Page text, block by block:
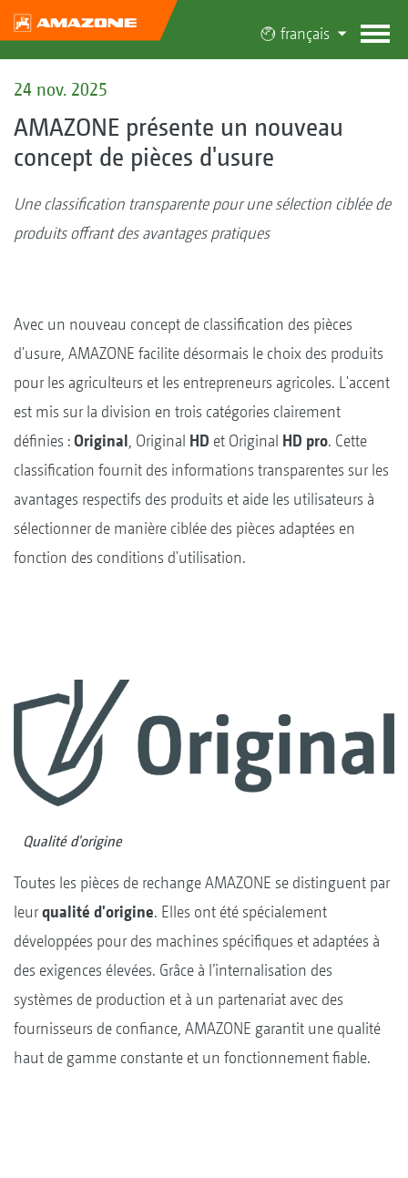
français
24 nov. 2025
AMAZONE présente un nouveau
concept de pièces d'usure
Une classification transparente pour une sélection ciblée de
produits offrant des avantages pratiques
Avec un nouveau concept de classification des pièces
d'usure, AMAZONE facilite désormais le choix des produits
pour les agriculteurs et les entrepreneurs agricoles. L'accent
est mis sur la division en trois catégories clairement
définies :Original , Original HD et Original HD pro. Cette
classification fournit des informations transparentes sur les
avantages respectifs des produits et aide les utilisateurs à
sélectionner de manière ciblée des pièces adaptées en
fonction des conditions d'utilisation.
Qualité d'origine
Toutes les pièces de rechange AMAZONE se distinguent par
leurqualité d'origine. Elles ont été spécialement
développées pour des machines spécifiques et adaptées à
des exigences élevées. Grâce à l’internalisation des
systèmes de production et à un partenariat avec des
fournisseurs de confiance, AMAZONE garantit une qualité
haut de gamme constante et un fonctionnement fiable.